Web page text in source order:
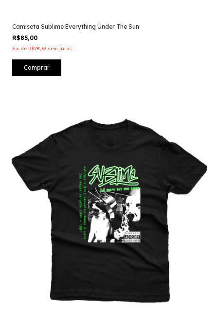
Camiseta Sublime Everything Under The Sun
R$85,00
3 x de R$28,33 sem juros
Comprar